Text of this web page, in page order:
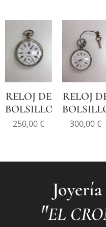
RELOJ DE
BOLSILLO
250,00€
RELOJ
300,00€
"EL